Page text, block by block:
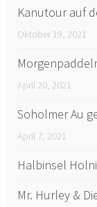
Kanutour auf
Oktober 19, 2021
April 20, 2021
Soholmer Au
April 7, 2021
Halbinsel
Mr. Hurley &